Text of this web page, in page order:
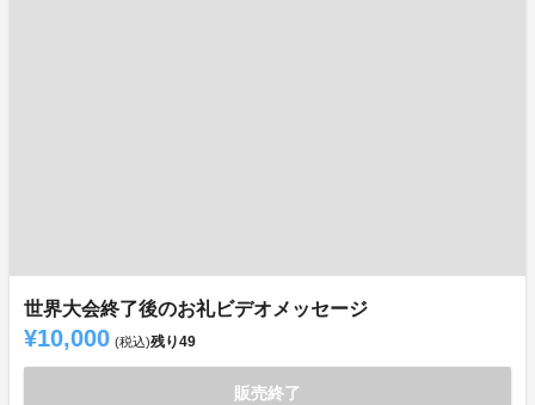
世界大会終了後のお礼ビデオメッセージ
¥10,000 (税込)残り49
販売終了